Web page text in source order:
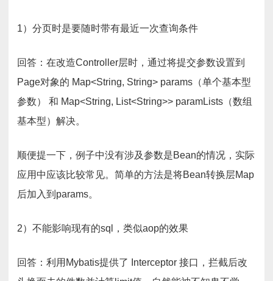
1）分页时是要随时带有最近一次查询条件
回答：在改造Controller层时，通过将提交参数设置到
Page对象的 Map<String, String> params（单个基本型
参数） 和 Map<String, List<String>> paramLists（数组
基本型）解决。
顺便提一下，例子中没有涉及参数是Bean的情况，实际
应用中应该比较常见。简单的方法是将Bean转换层Map
后加入到params。
2）不能影响现有的sql，类似aop的效果
回答：利用Mybatis提供了 Interceptor 接口，拦截后改